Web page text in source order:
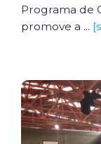
Programa de
promove a ...